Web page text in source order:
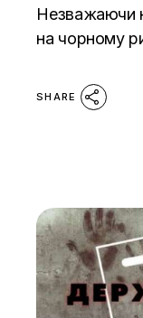
Незважаючи
на чорному
SHARE